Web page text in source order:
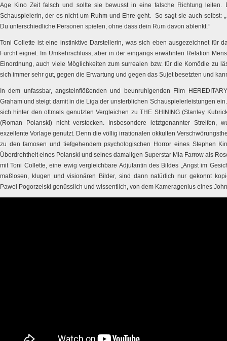
Age Kino Zeit falsch und sollte sie bewusst in eine falsche Richtung leiten.
Schauspielerin, der es nicht um Ruhm und Ehre geht. So sagt sie auch selbst:
Du unterschiedliche Personen spielen, ohne dass dein Rum davon ablenkt.“
Toni Collette ist eine instinktive Darstellerin, was sich eben ausgezeichnet für
Furcht eignet. Im Umkehrschluss, aber in der eingangs erwähnten Relation
Einordnung, auch viele Möglichkeiten zum surrealen bzw. für die Komödie zu
sich immer sehr gut, gegen die Erwartung und gegen das Sujet besetzten und
In dem unfassbar, angsteinflößenden und beunruhigenden Film
Graham und steigt damit in die Liga der unsterblichen Schauspielerleistungen
sich hinter den oftmals genutzten Vergleichen zu THE SHINING (Stanley
(Roman Polanski) nicht verstecken. Insbesondere letztgenannter Streifen,
exzellente Vorlage genutzt. Denn die völlig irrationalen okkulten
zu den famosen und tiefgehendem psychologischen Horror eines Stephen
Überdrehtheit eines Polanski und seines damaligen Superstar Mia Farrow als
mit Toni Collette, eine ewig vergleichbare Adjutantin des Bildes „Angst im
maßlosen, klugen und visionären Bilder, sind dann natürlich nur gekonnt
Pawel Pogorzelski genüsslich und wissentlich, von dem Kameragenius eines